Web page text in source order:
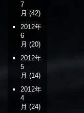
7
月 (42)
2012年
6
月 (20)
2012年
5
月 (14)
2012年
4
月 (24)